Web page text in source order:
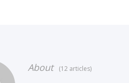
About (12 articles)